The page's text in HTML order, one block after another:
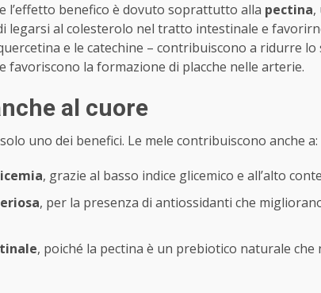
l’effetto benefico è dovuto soprattutto alla pectina,
legarsi al colesterolo nel tratto intestinale e
e le catechine – contribuiscono a ridurre
favoriscono la formazione di placche nelle arterie.
al cuore
uno dei benefici. Le mele contribuiscono anche a:
, grazie al basso indice glicemico e all’alto
, per la presenza di antiossidanti che
, poiché la pectina è un prebiotico naturale che